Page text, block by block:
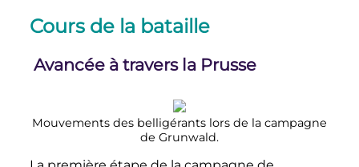
Cours de la bataille
Avancée à travers la Prusse
Mouvements des belligérants lors de la campagne
de Grunwald.